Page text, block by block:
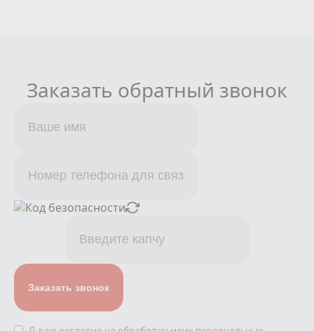
Заказать обратный звонок